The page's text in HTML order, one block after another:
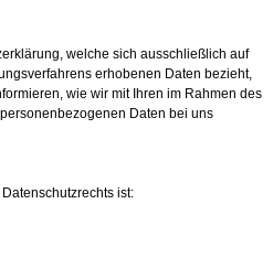
welche sich ausschließlich auf
erhobenen Daten bezieht,
wie wir mit Ihren im Rahmen des
Daten bei uns
ist: